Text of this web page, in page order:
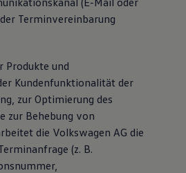
Terminvereinbarung
Produkte und
Kundenfunktionalität der
zur Optimierung des
zur Behebung von
die Volkswagen AG die
(z. B.